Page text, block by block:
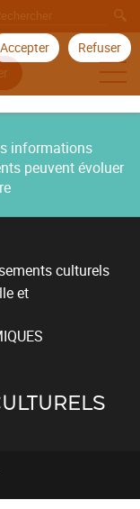
Accepter Refuser
informations
peuvent évoluer
culturels
et